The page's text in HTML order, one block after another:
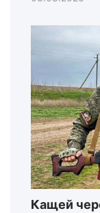
Кащей